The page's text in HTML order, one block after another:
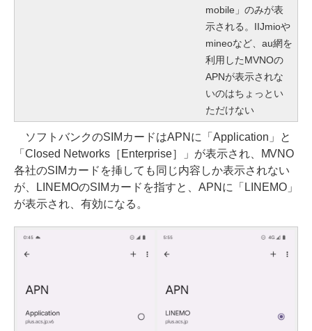
mobile」のみが表
示される。IIJmioや
mineoなど、au網を
利用したMVNOの
APNが表示されな
いのはちょっとい
ただけない
ソフトバンクのSIMカードはAPNに「Application」と
「Closed Networks［Enterprise］」が表示され、MVNO
各社のSIMカードを挿しても同じ内容しか表示されない
が、LINEMOのSIMカードを指すと、APNに「LINEMO」
が表示され、有効になる。